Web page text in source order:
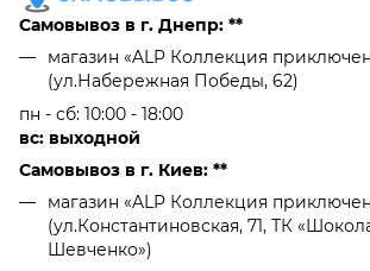
Самовывоз в г. Днепр: **
магазин «ALP Коллекция
(ул.Набережная Победы, 62)
пн - сб: 10:00 - 18:00
вс: выходной
Самовывоз в г. Киев: **
магазин «ALP Коллекция
(ул.Константиновская, 71, ТК
Шевченко»)